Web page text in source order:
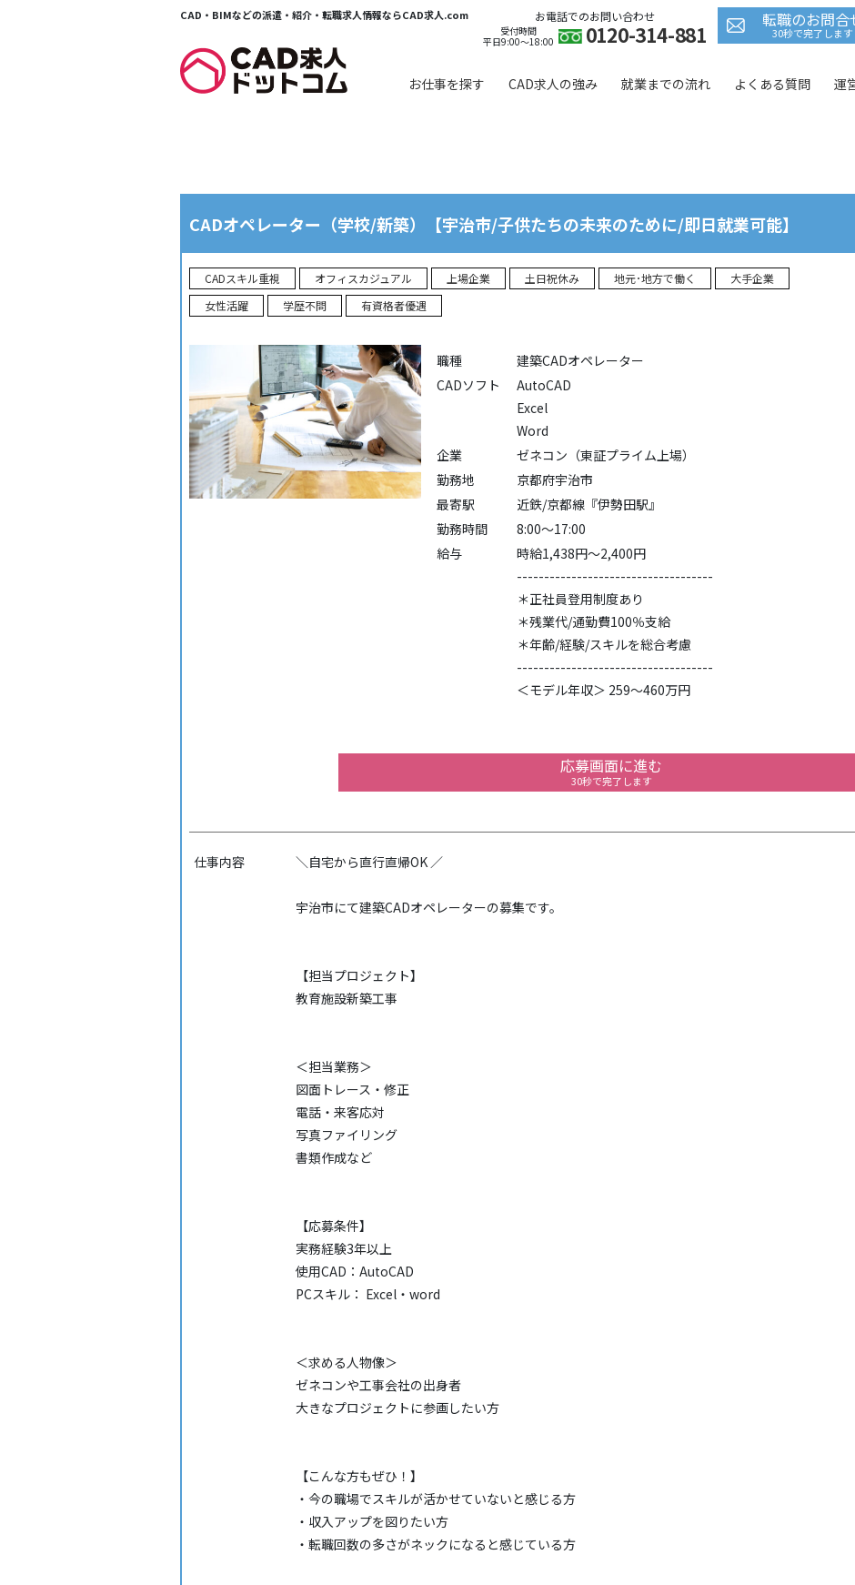
/home/jagfield/cad-kyujin.com/public_html/wp/wp-
CAD・BIMなどの派遣・紹介・転職求人情報ならCAD求人.com お電話でのお問い合わせ
受付時間
平日9:00〜18:00
0120-314-881
転職のお問合
30秒で完了します
お仕事を探す CAD求人の強み 就業までの流れ よくある質問 運
CADオペレーター（学校/新築）【宇治市/子供たちの未来のために/即日就業可能】
CADスキル重視 オフィスカジュアル 上場企業 土日祝休み 地元･地方で働く
大手企業
女性活躍
学歴不問 有資格者優遇
職種
建築CADオペレーター
CADソフト
AutoCAD
Excel
Word
企業
ゼネコン（東証プライム上場）
勤務地
京都府宇治市
最寄駅
近鉄/京都線『伊勢田駅』
勤務時間
8:00～17:00
給与
時給1,438円～2,400円
------------------------------------
＊正社員登用制度あり
＊残業代/通勤費100％支給
＊年齢/経験/スキルを総合考慮
------------------------------------
＜モデル年収＞ 259～460万円
応募画面に進む
30秒で完了します
仕事内容 ＼自宅から直行直帰OK ／
宇治市にて建築CADオペレーターの募集です。
【担当プロジェクト】
教育施設新築工事
＜担当業務＞
図面トレース・修正
電話・来客応対
写真ファイリング
書類作成など
【応募条件】
実務経験3年以上
使用CAD：AutoCAD
PCスキル： Excel・word
＜求める人物像＞
ゼネコンや工事会社の出身者
大きなプロジェクトに参画したい方
【こんな方もぜひ！】
・今の職場でスキルが活かせていないと感じる方
・収入アップを図りたい方
・転職回数の多さがネックになると感じている方